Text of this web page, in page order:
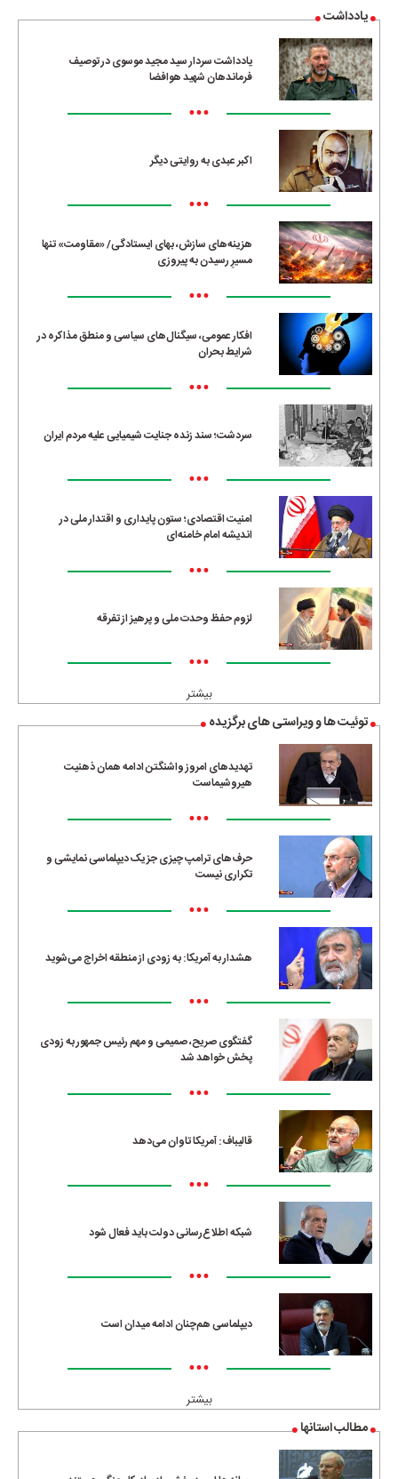
یادداشت
یادداشت سردار سید مجید موسوی در توصیف
فرماندهان شهید هوافضا
•••
اکبر عبدی به روایتی دیگر
•••
هزینه‌های سازش، بهای ایستادگی/ «مقاومت» تنها
مسیرِ رسیدن به پیروزی
•••
افکار عمومی، سیگنال‌های سیاسی و منطق مذاکره در
شرایط بحران
•••
سردشت؛ سند زنده جنایت شیمیایی علیه مردم ایران
•••
امنیت اقتصادی؛ ستون پایداری و اقتدار ملی در
اندیشه امام خامنه‌ای
•••
لزوم حفظ وحدت ملی و پرهیز از تفرقه
•••
بیشتر
توئیت ها و ویراستی های برگزیده
تهدیدهای امروز واشنگتن ادامه همان ذهنیت
هیروشیماست
•••
حرف‌های ترامپ چیزی جز یک دیپلماسی نمایشی و
تکراری نیست
•••
هشدار به آمریکا: به زودی از منطقه اخراج می‌شوید
•••
گفتگوی صریح، صمیمی و مهم رئیس جمهور به زودی
پخش خواهد شد
•••
قالیباف: آمریکا تاوان می‌دهد
•••
شبکه اطلاع‌رسانی دولت باید فعال شود
•••
دیپلماسی هم‌چنان ادامه میدان است
•••
بیشتر
مطالب استانها